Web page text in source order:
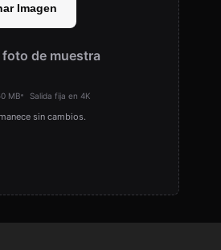
Imagen
de muestra
MB Salida fija en 4K
sin cambios.